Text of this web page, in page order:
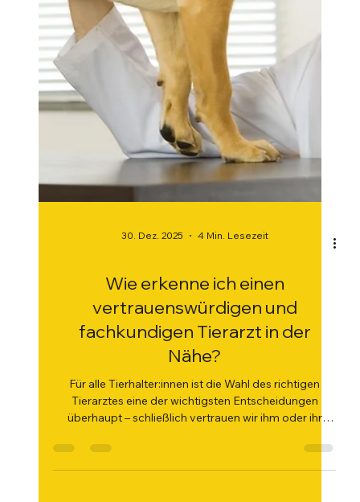
30. Dez. 2025 4 Min. Lesezeit
Wie erkenne ich einen
vertrauenswürdigen und
Nähe?
Für alle Tierhalter:innen ist die Wahl des richtigen
überhaupt – schließlich vertrauen wir ihm oder ihr
nicht nur die Gesundheit unseres vierbeinigen